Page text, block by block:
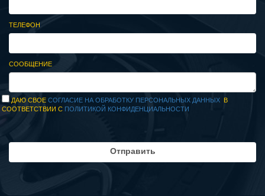
ТЕЛЕФОН
СООБЩЕНИЕ
ДАЮ СВОЕСОГЛАСИЕ НА ОБРАБОТКУ ПЕРСОНАЛЬНЫХ ДАННЫХ В
СООТВЕТСТВИИ С ПОЛИТИКОЙ КОНФИДЕНЦИАЛЬНОСТИ